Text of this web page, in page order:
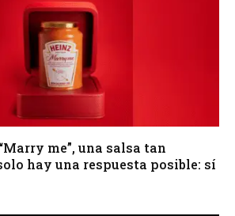
me”, una salsa tan
hay una respuesta posible: sí